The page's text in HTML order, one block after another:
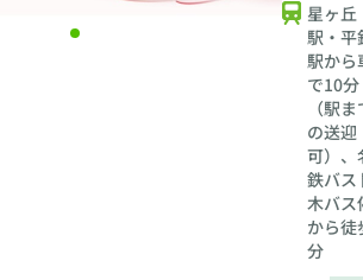
星ヶ丘
駅・平
駅から
で10分
（駅
の送迎
可）、
鉄バス
木バス
から徒
分